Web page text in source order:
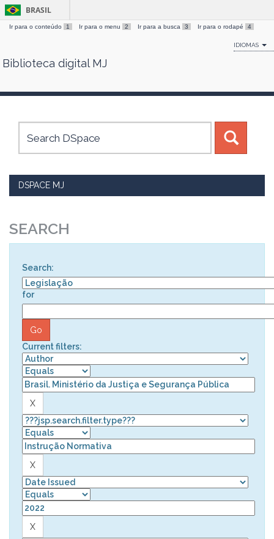
Skip
BRASIL
Ir para o conteúdo 1 Ir para o menu 2 Ir para a busca 3 Ir para o rodapé 4
IDIOMAS
Biblioteca digital MJ
DSPACE MJ
SEARCH
Search:
for
Current filters: